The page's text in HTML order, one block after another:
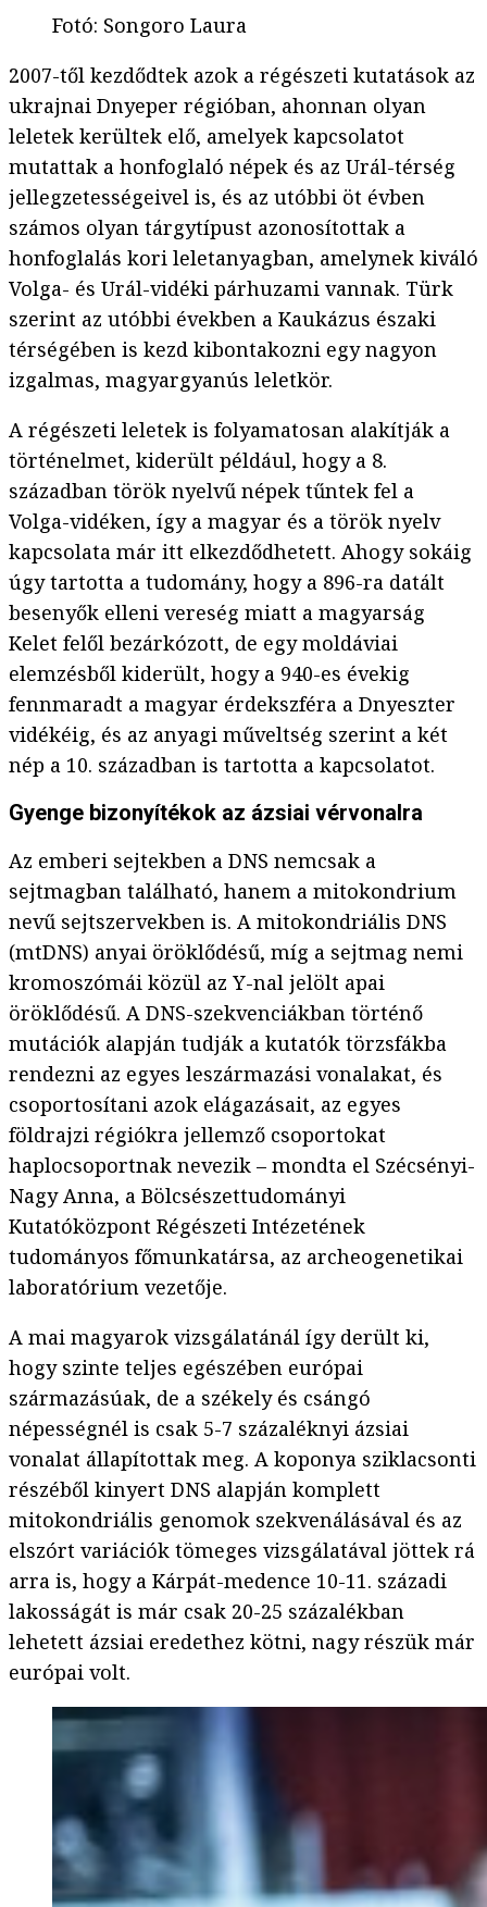
Fotó: Songoro Laura
2007-től kezdődtek azok a régészeti kutatások az
ukrajnai Dnyeper régióban, ahonnan olyan
leletek kerültek elő, amelyek kapcsolatot
mutattak a honfoglaló népek és az Urál-térség
jellegzetességeivel is, és az utóbbi öt évben
számos olyan tárgytípust azonosítottak a
honfoglalás kori leletanyagban, amelynek kiváló
Volga- és Urál-vidéki párhuzami vannak. Türk
szerint az utóbbi években a Kaukázus északi
térségében is kezd kibontakozni egy nagyon
izgalmas, magyargyanús leletkör.
A régészeti leletek is folyamatosan alakítják a
történelmet, kiderült például, hogy a 8.
században török nyelvű népek tűntek fel a
Volga-vidéken, így a magyar és a török nyelv
kapcsolata már itt elkezdődhetett. Ahogy sokáig
úgy tartotta a tudomány, hogy a 896-ra datált
besenyők elleni vereség miatt a magyarság
Kelet felől bezárkózott, de egy moldáviai
elemzésből kiderült, hogy a 940-es évekig
fennmaradt a magyar érdekszféra a Dnyeszter
vidékéig, és az anyagi műveltség szerint a két
nép a 10. században is tartotta a kapcsolatot.
Gyenge bizonyítékok az ázsiai vérvonalra
Az emberi sejtekben a DNS nemcsak a
sejtmagban található, hanem a mitokondrium
nevű sejtszervekben is. A mitokondriális DNS
(mtDNS) anyai öröklődésű, míg a sejtmag nemi
kromoszómái közül az Y-nal jelölt apai
öröklődésű. A DNS-szekvenciákban történő
mutációk alapján tudják a kutatók törzsfákba
rendezni az egyes leszármazási vonalakat, és
csoportosítani azok elágazásait, az egyes
földrajzi régiókra jellemző csoportokat
haplocsoportnak nevezik – mondta el Szécsényi-
Nagy Anna, a Bölcsészettudományi
Kutatóközpont Régészeti Intézetének
tudományos főmunkatársa, az archeogenetikai
laboratórium vezetője.
A mai magyarok vizsgálatánál így derült ki,
hogy szinte teljes egészében európai
származásúak, de a székely és csángó
népességnél is csak 5-7 százaléknyi ázsiai
vonalat állapítottak meg. A koponya sziklacsonti
részéből kinyert DNS alapján komplett
mitokondriális genomok szekvenálásával és az
elszórt variációk tömeges vizsgálatával jöttek rá
arra is, hogy a Kárpát-medence 10-11. századi
lakosságát is már csak 20-25 százalékban
lehetett ázsiai eredethez kötni, nagy részük már
európai volt.